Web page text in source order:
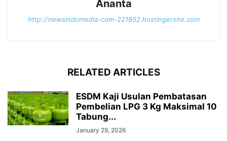
Ananta
http://newsindomedia-com-221852.hostingersite.com
RELATED ARTICLES
ESDM Kaji Usulan Pembatasan
Pembelian LPG 3 Kg Maksimal 10
Tabung...
January 29, 2026